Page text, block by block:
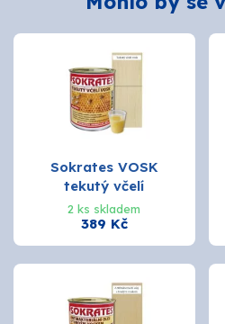
Sokrates VOSK
tekutý včelí
2 ks skladem
389 Kč